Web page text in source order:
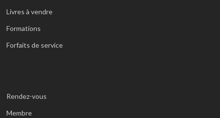
Livres à vendre
Formations
Forfaits de service
Rendez-vous
Membre